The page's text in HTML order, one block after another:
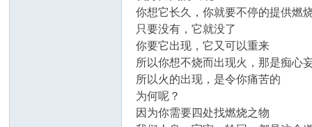
你想它长久，你就要不停的提供燃
只要没有，它就没了
你要它出现，它又可以重来
所以你想不烧而出现火，那是痴心
所以火的出现，是令你痛苦的
为何呢？
因为你需要四处找燃烧之物